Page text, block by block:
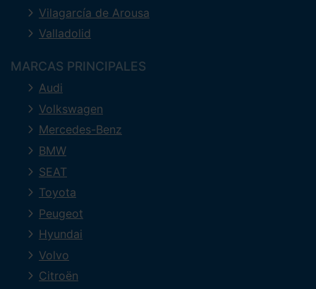
Vilagarcía de Arousa
Valladolid
MARCAS PRINCIPALES
Audi
Volkswagen
Mercedes-Benz
BMW
SEAT
Toyota
Peugeot
Hyundai
Volvo
Citroën